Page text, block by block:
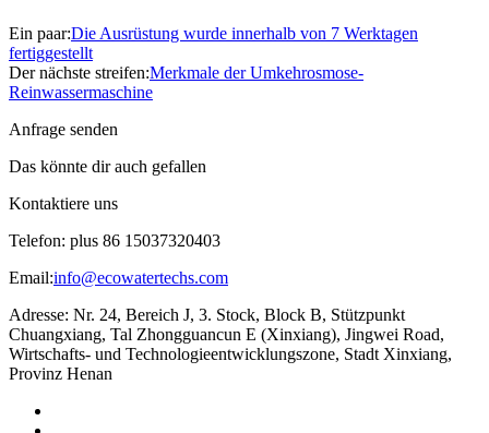
Ein paar:Die Ausrüstung wurde innerhalb von 7 Werktagen
fertiggestellt
Der nächste streifen:Merkmale der Umkehrosmose-
Reinwassermaschine
Anfrage senden
Das könnte dir auch gefallen
Kontaktiere uns
Telefon: plus 86 15037320403
Email:info@ecowatertechs.com
Adresse: Nr. 24, Bereich J, 3. Stock, Block B, Stützpunkt
Chuangxiang, Tal Zhongguancun E (Xinxiang), Jingwei Road,
Wirtschafts- und Technologieentwicklungszone, Stadt Xinxiang,
Provinz Henan